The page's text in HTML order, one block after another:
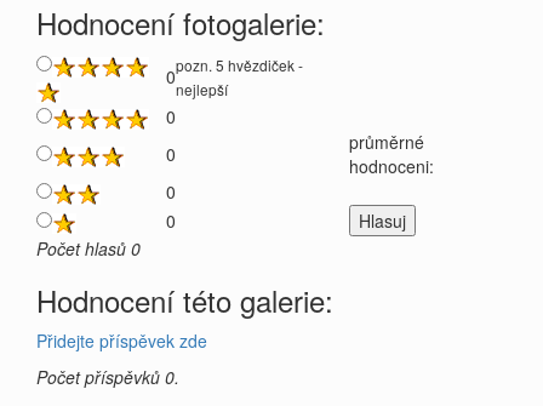
Hodnocení fotogalerie:
0pozn. 5 hvězdiček -
nejlepší
0
0
průměrné
hodnoceni:
0
0
Počet hlasů 0
Hodnocení této galerie:
Přidejte příspěvek zde
Počet příspěvků 0.